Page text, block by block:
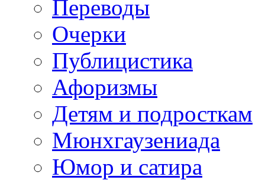
Переводы
Очерки
Публицистика
Афоризмы
Детям и подросткам
Мюнхгаузениада
Юмор и сатира